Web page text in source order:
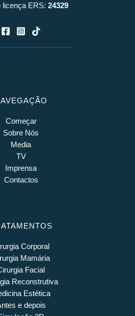
licença ERS: 24329
Começar
Sobre Nós
Media
TV
Imprensa
Contactos
Corporal
Mamária
Facial
Reconstrutiva
Estética
e depois